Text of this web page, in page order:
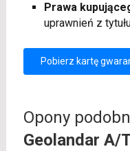
Prawa
uprawnień z
Pobierz kartę
Opony
Geolandar A/